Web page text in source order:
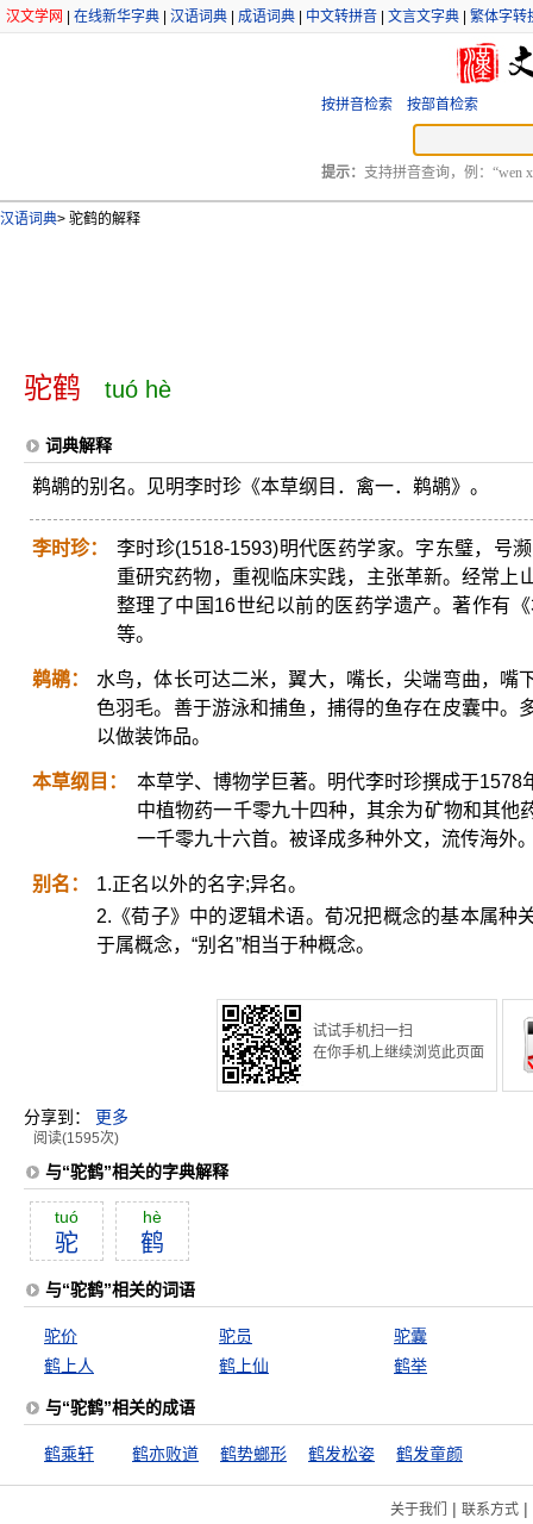
汉文学网 在线新华字典 汉语词典 成语词典 中文转拼音 文言文字典 繁体字转
按拼音检索 按部首检索
提示： 支持拼音查询，例：“wen
汉语词典> 驼鹤的解释
驼鹤 tuó hè
词典解释
鹈鹕的别名。见明李时珍《本草纲目．禽一．鹈鹕》。
李时珍：
李时珍(1518-1593)明代医药学家。字东璧，号
重研究药物，重视临床实践，主张革新。经常上
整理了中国16世纪以前的医药学遗产。著作有
等。
鹈鹕：
水鸟，体长可达二米，翼大，嘴长，尖端弯曲，嘴
色羽毛。善于游泳和捕鱼，捕得的鱼存在皮囊中。
以做装饰品。
本草纲目：
本草学、博物学巨著。明代李时珍撰成于
中植物药一千零九十四种，其余为矿物和其他
一千零九十六首。被译成多种外文，流传海外
别名：
1.正名以外的名字;异名。
2.《荀子》中的逻辑术语。荀况把概念的基本属种
于属概念，“别名”相当于种概念。
试试手机扫一扫
在你手机上继续浏览此页面
分享到： 更多
阅读(1595次)
与“驼鹤”相关的字典解释
tuó
驼
hè
鹤
与“驼鹤”相关的词语
驼价 驼员
驼囊
鹤上人
鹤上仙 鹤举
与“驼鹤”相关的成语
鹤乘轩 鹤亦败道 鹤势螂形 鹤发松姿 鹤发童颜
关于我们 | 联系方式|